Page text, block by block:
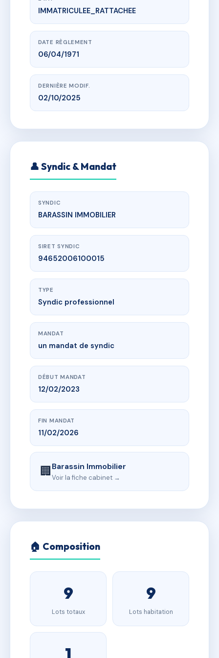
www.vme.plus/AD0277632
LA HAULE
r eugene fontaine, 50230 Agon-Coutainville
IMMATRICULEE_RATTACHEE
DATE RÈGLEMENT
06/04/1971
DERNIÈRE MODIF.
02/10/2025
👤 Syndic & Mandat
SYNDIC
BARASSIN IMMOBILIER
SIRET SYNDIC
94652006100015
TYPE
Syndic professionnel
MANDAT
un mandat de syndic
DÉBUT MANDAT
12/02/2023
FIN MANDAT
11/02/2026
🏢Barassin Immobilier
Voir la fiche cabinet →
🏠 Composition
9
Lots totaux
9
Lots habitation
1